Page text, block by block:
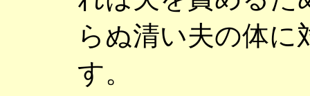
らぬ清い夫の体に
す。